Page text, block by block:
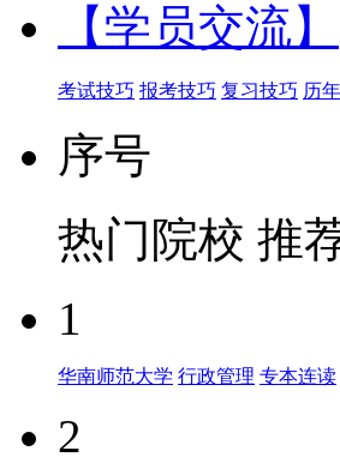
【学员交流】
考试技巧 报考技巧 复习技巧 历
序号
热门院校 推
1
华南师范大学 行政管理 专本连读
2